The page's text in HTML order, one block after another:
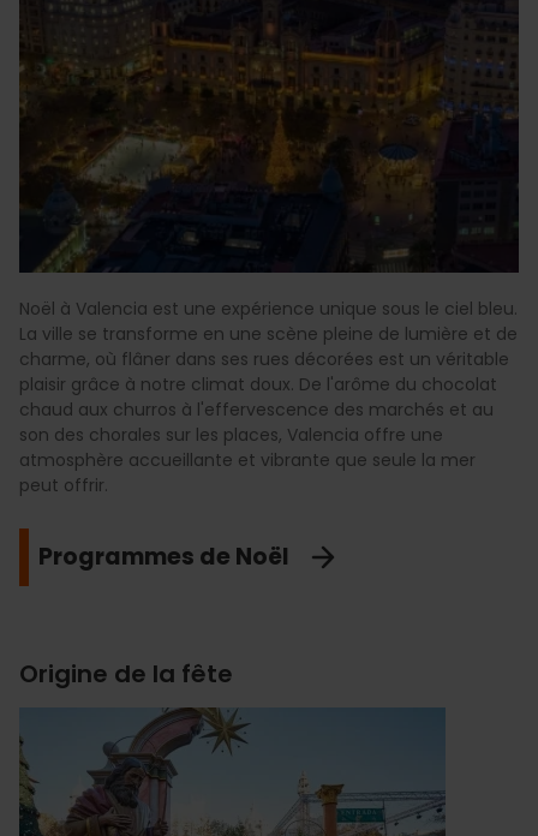
Noël à Valencia est une expérience unique sous le ciel bleu.
La ville se transforme en une scène pleine de lumière et de
charme, où flâner dans ses rues décorées est un véritable
plaisir grâce à notre climat doux. De l'arôme du chocolat
chaud aux churros à l'effervescence des marchés et au
son des chorales sur les places, Valencia offre une
atmosphère accueillante et vibrante que seule la mer
peut offrir.
Programmes de Noël
Origine de la fête